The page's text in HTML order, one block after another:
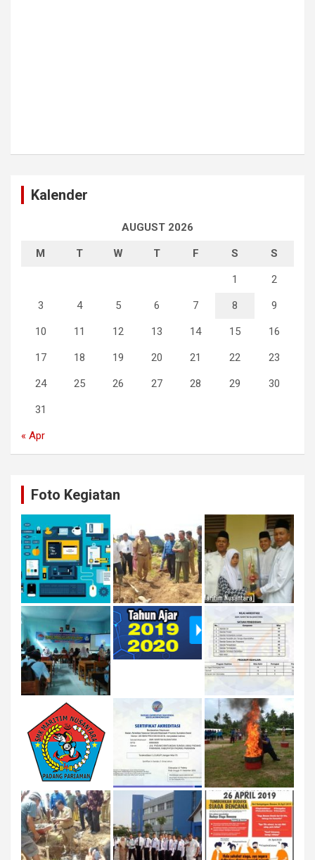
Kalender
AUGUST 2026
M T W T F S S
1 2
3 4 5 6 7 8 9
10 11 12 13 14 15 16
17 18 19 20 21 22 23
24 25 26 27 28 29 30
31
« Apr
Foto Kegiatan